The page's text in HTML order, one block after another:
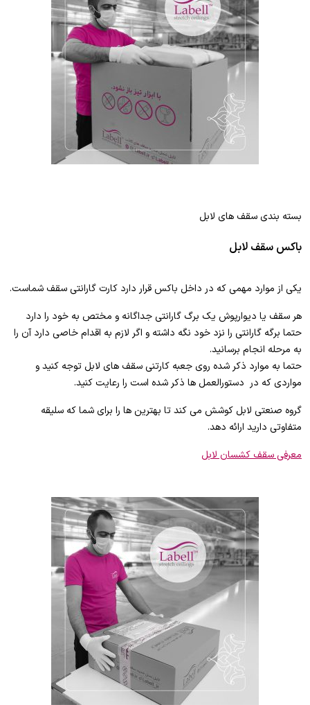
بسته بندی سقف های لابل
باکس سقف لابل
یکی از موارد مهمی که در داخل باکس قرار دارد کارت گارانتی سقف شماست.
هر سقف یا دیوارپوش یک برگ گارانتی جداگانه و مختص به خود را دارد
حتما برگه گارانتی را نزد خود نگه داشته و اگر لازم به اقدام خاصی دارد آن را
به مرحله انجام برسانید.
حتما به موارد ذکر شده روی جعبه کارتنی سقف های لابل توجه کنید و
مواردی که در دستورالعمل ها ذکر شده است را رعایت کنید.
گروه صنعتی لابل کوشش می کند تا بهترین ها را برای شما که سلیقه
متفاوتی دارید ارائه دهد.
معرفی سقف کشسان لابل